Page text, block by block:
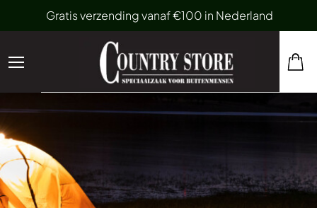
Gratis verzending vanaf €100 in Nederland